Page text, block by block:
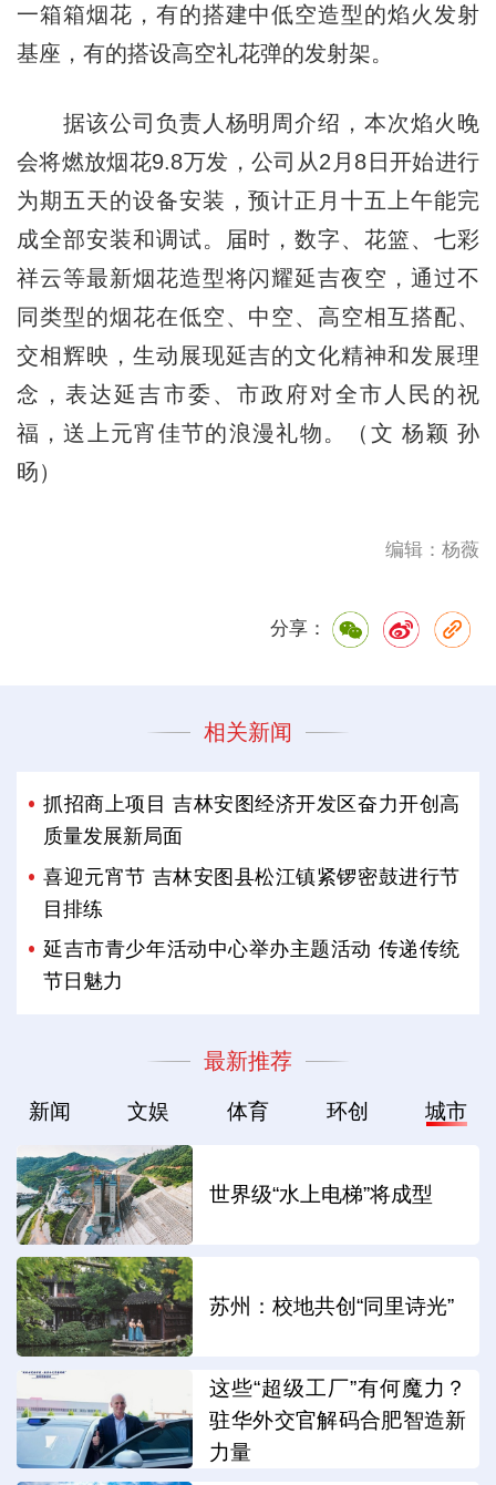
一箱箱烟花，有的搭建中低空造型的焰火发射
基座，有的搭设高空礼花弹的发射架。
据该公司负责人杨明周介绍，本次焰火晚
会将燃放烟花9.8万发，公司从2月8日开始进行
为期五天的设备安装，预计正月十五上午能完
成全部安装和调试。届时，数字、花篮、七彩
祥云等最新烟花造型将闪耀延吉夜空，通过不
同类型的烟花在低空、中空、高空相互搭配、
交相辉映，生动展现延吉的文化精神和发展理
念，表达延吉市委、市政府对全市人民的祝
福，送上元宵佳节的浪漫礼物。（文 杨颖 孙
旸）
编辑：杨薇
分享：
相关新闻
抓招商上项目 吉林安图经济开发区奋力开创高
质量发展新局面
喜迎元宵节 吉林安图县松江镇紧锣密鼓进行节
目排练
延吉市青少年活动中心举办主题活动 传递传统
节日魅力
最新推荐
新闻 文娱 体育 环创 城市
世界级“水上电梯”将成型
苏州：校地共创“同里诗光”
这些“超级工厂”有何魔力？
驻华外交官解码合肥智造新
力量